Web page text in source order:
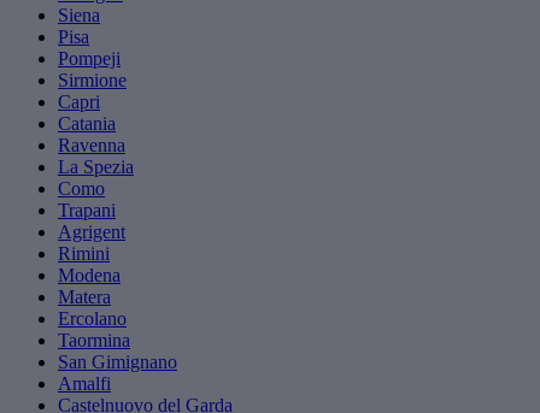
Siena
Pisa
Pompeji
Sirmione
Capri
Catania
Ravenna
La Spezia
Como
Trapani
Agrigent
Rimini
Modena
Matera
Ercolano
Taormina
San Gimignano
Amalfi
Castelnuovo del Garda